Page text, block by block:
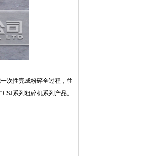
次性完成粉碎全过程，往
系列粗碎机系列产品。